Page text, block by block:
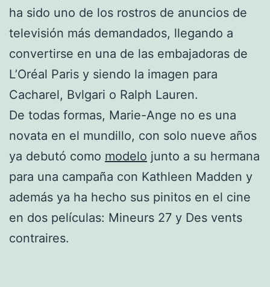
ha sido uno de los rostros de anuncios de
televisión más demandados, llegando a
convertirse en una de las embajadoras de
L’Oréal Paris y siendo la imagen para
Cacharel, Bvlgari o Ralph Lauren.
De todas formas, Marie-Ange no es una
novata en el mundillo, con solo nueve años
ya debutó como modelo junto a su hermana
para una campaña con Kathleen Madden y
además ya ha hecho sus pinitos en el cine
en dos películas: Mineurs 27 y Des vents
contraires.